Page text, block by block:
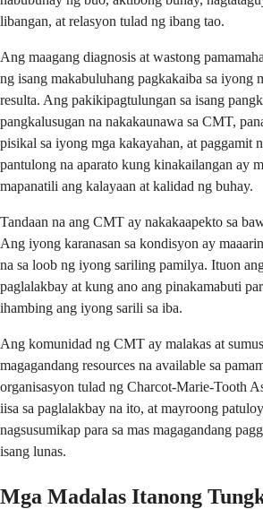
libangan, at relasyon tulad ng ibang tao.
Ang maagang diagnosis at wastong
ng isang makabuluhang pagkakaiba sa iyong
resulta. Ang pakikipagtulungan sa isang
pangkalusugan na nakakaunawa sa CMT,
pisikal sa iyong mga kakayahan, at paggamit
pantulong na aparato kung kinakailangan ay
mapanatili ang kalayaan at kalidad ng buhay.
Tandaan na ang CMT ay nakakaapekto sa
Ang iyong karanasan sa kondisyon ay
na sa loob ng iyong sariling pamilya. Ituon
paglalakbay at kung ano ang pinakamabuti
ihambing ang iyong sarili sa iba.
Ang komunidad ng CMT ay malakas at
magagandang resources na available sa
organisasyon tulad ng Charcot-Marie-Tooth
iisa sa paglalakbay na ito, at mayroong
nagsusumikap para sa mas magagandang
isang lunas.
Mga Madalas Itanong